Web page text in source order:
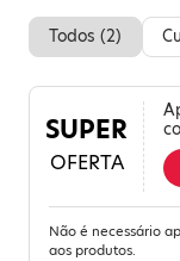
Todos (2)
SUPER
OFERTA
Não é necessário
aos produtos.